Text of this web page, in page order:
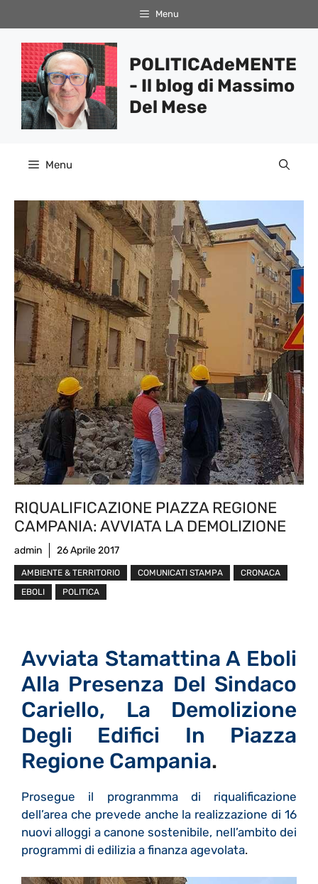
al
contenuto
Menu
POLITICAdeMENTE
- Il blog di Massimo
Del Mese
Menu
RIQUALIFICAZIONE PIAZZA REGIONE
CAMPANIA: AVVIATA LA DEMOLIZIONE
admin 26 Aprile 2017
AMBIENTE & TERRITORIO COMUNICATI STAMPA
CRONACA
EBOLI
POLITICA
Avviata Stamattina A Eboli
Alla Presenza Del Sindaco
Cariello, La Demolizione
Degli Edifici In Piazza
Regione Campania.
Prosegue il progranmma di riqualificazione
dell’area che prevede anche la realizzazione di 16
nuovi alloggi a canone sostenibile, nell’ambito dei
programmi di edilizia a finanza agevolata.